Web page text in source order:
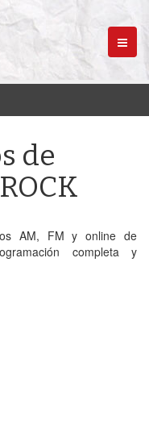
Menú
de
AM, FM y online de
completa y